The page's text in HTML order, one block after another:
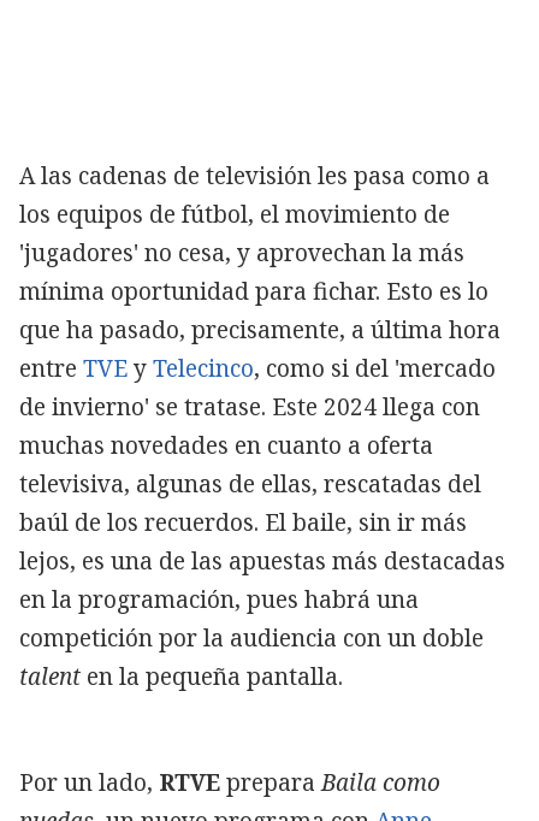
A las cadenas de televisión les pasa como a
los equipos de fútbol, el movimiento de
'jugadores' no cesa, y aprovechan la más
mínima oportunidad para fichar. Esto es lo
que ha pasado, precisamente, a última hora
entre TVEyTelecinco, como si del 'mercado
de invierno' se tratase. Este 2024 llega con
muchas novedades en cuanto a oferta
televisiva, algunas de ellas, rescatadas del
baúl de los recuerdos. El baile, sin ir más
lejos, es una de las apuestas más destacadas
en la programación, pues habrá una
competición por la audiencia con un doble
talent en la pequeña pantalla.
Por un lado, RTVEpreparaBaila como